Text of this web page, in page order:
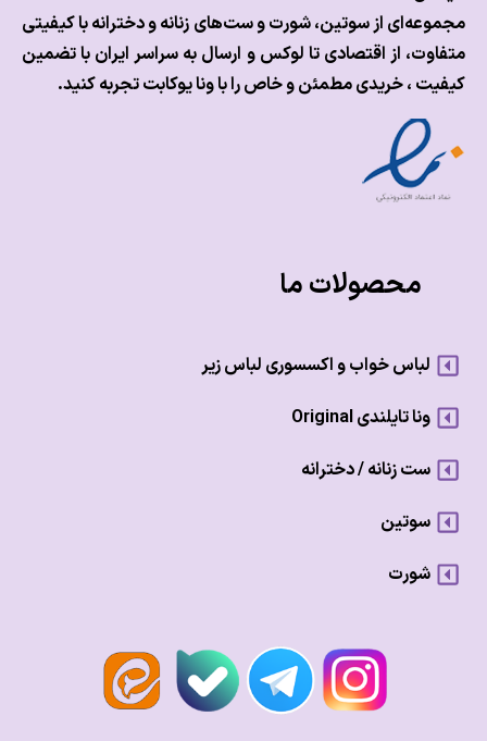
از سوتین، شورت و ست‌های زنانه و دخترانه با کیفیتی
از اقتصادی تا لوکس وارسال به سراسر ایران با تضمین
، خریدی مطمئن و خاص را با ونا یوکابت تجربه کنید.
محصولات ما
لباس خواب و اکسسوری لباس زیر
ونا تایلندی Original
ست زنانه / دخترانه
سوتین
شورت